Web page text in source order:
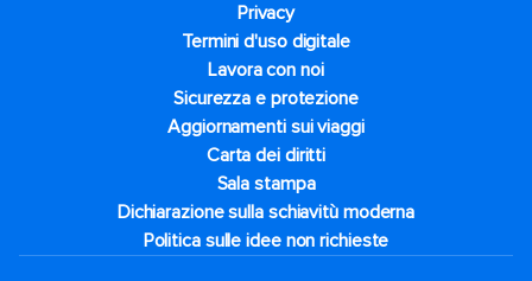
Privacy
Termini d'uso digitale
Lavora con noi
Sicurezza e protezione
Aggiornamenti sui viaggi
Carta dei diritti
Sala stampa
Dichiarazione sulla schiavitù moderna
Politica sulle idee non richieste